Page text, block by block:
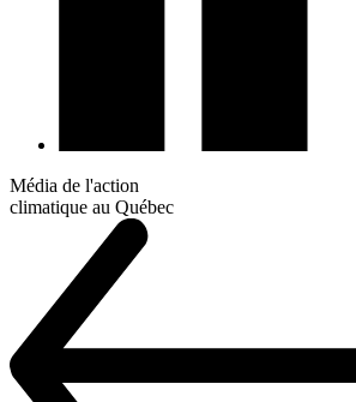
Média de l'action
climatique au Québec